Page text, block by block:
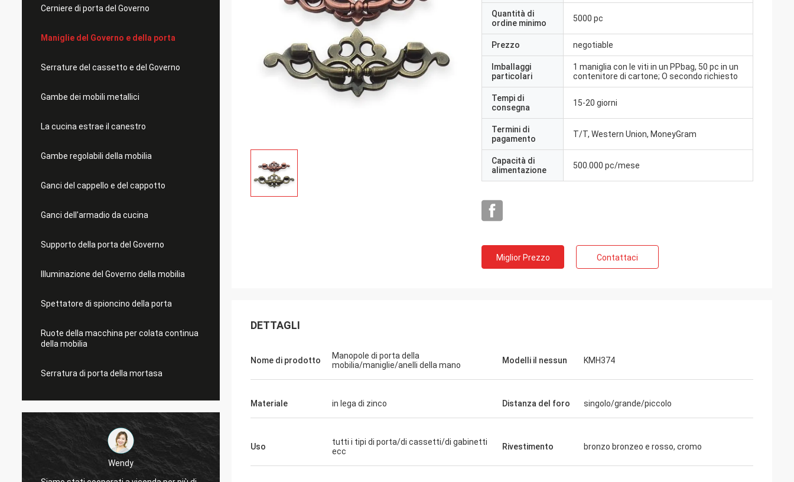
Cerniere di porta del Governo
Maniglie del Governo e della porta
Serrature del cassetto e del Governo
Gambe dei mobili metallici
La cucina estrae il canestro
Gambe regolabili della mobilia
Ganci del cappello e del cappotto
Ganci dell'armadio da cucina
Supporto della porta del Governo
Illuminazione del Governo della mobilia
Spettatore di spioncino della porta
Ruote della macchina per colata continua
della mobilia
Serratura di porta della mortasa
Wendy
Quantità di
ordine minimo
5000 pc
Prezzo negotiable
Imballaggi
particolari
1 maniglia con le viti in un PPbag, 50 pc in un
contenitore di cartone; O secondo richiesto
Tempi di
consegna
15-20 giorni
Termini di
pagamento
T/T, Western Union, MoneyGram
Capacità di
alimentazione
500.000 pc/mese
Miglior Prezzo Contattaci
DETTAGLI
Nome di prodotto
Manopole di porta della
mobilia/maniglie/anelli della mano
Modelli il nessun KMH374
Materiale in lega di zinco Distanza del foro singolo/grande/piccolo
Uso
tutti i tipi di porta/di cassetti/di gabinetti
ecc
Rivestimento bronzo bronzeo e rosso, cromo